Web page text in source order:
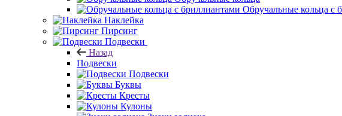
Обручальные кольца с
Наклейка
Пирсинг
Подвески
Назад
Подвески
Подвески
Буквы
Кресты
Кулоны